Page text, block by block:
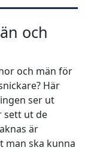
och
och män för
Här
ser ut
sett ut de
är
ska kunna